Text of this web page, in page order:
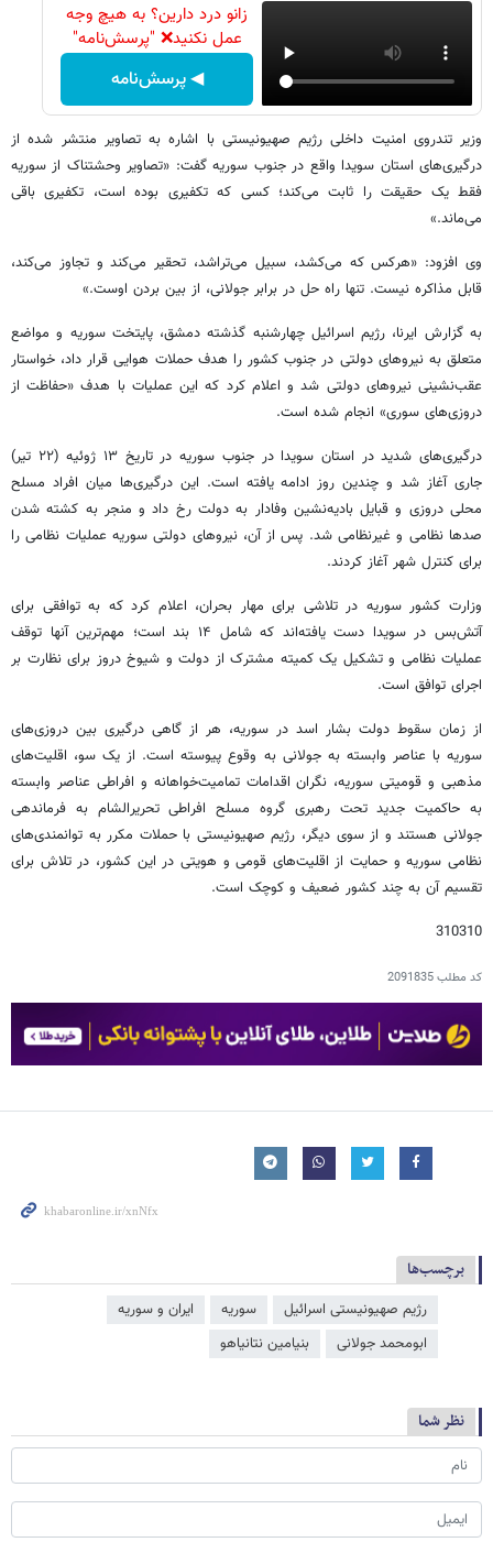
زانو درد دارین؟ به هیچ وجه
عمل نکنید❌ "پرسش‌نامه"
◀ پرسش‌نامه
وزیر تندروی امنیت داخلی رژیم صهیونیستی با اشاره به تصاویر منتشر شده از
درگیری‌های استان سویدا واقع در جنوب سوریه گفت: «تصاویر وحشتناک از سوریه
فقط یک حقیقت را ثابت می‌کند؛ کسی که تکفیری بوده است، تکفیری باقی
می‌ماند.»
وی افزود: «هرکس که می‌کشد، سبیل می‌تراشد، تحقیر می‌کند و تجاوز می‌کند،
قابل مذاکره نیست. تنها راه‌ حل در برابر جولانی، از بین بردن اوست.»
به گزارش ایرنا، رژیم اسرائیل چهارشنبه گذشته دمشق، پایتخت سوریه و مواضع
متعلق به نیروهای دولتی در جنوب کشور را هدف حملات هوایی‌ قرار داد، خواستار
عقب‌نشینی نیروهای دولتی شد و اعلام کرد که این عملیات با هدف «حفاظت از
دروزی‌های سوری» انجام شده است.
درگیری‌های شدید در استان سویدا در جنوب سوریه در تاریخ ۱۳ ژوئیه (۲۲ تیر)
جاری آغاز شد و چندین روز ادامه یافته است. این درگیری‌ها میان افراد مسلح
محلی دروزی و قبایل بادیه‌نشین وفادار به دولت رخ داد و منجر به کشته شدن
صدها نظامی و غیرنظامی شد. پس از آن، نیروهای دولتی سوریه عملیات نظامی‌ را
برای کنترل شهر آغاز کردند.
وزارت کشور سوریه در تلاشی برای مهار بحران، اعلام کرد که به توافقی برای
آتش‌بس در سویدا دست یافته‌اند که شامل ۱۴ بند است؛ مهم‌ترین آنها توقف
عملیات نظامی و تشکیل یک کمیته مشترک از دولت و شیوخ دروز برای نظارت بر
اجرای توافق است.
از زمان سقوط دولت بشار اسد در سوریه، هر از گاهی درگیری‌ بین دروزی‌های
سوریه با عناصر وابسته به جولانی به وقوع پیوسته است. از یک سو، اقلیت‌های
مذهبی و قومیتی سوریه، نگران اقدامات تمامیت‌خواهانه و افراطی عناصر وابسته
به حاکمیت جدید تحت رهبری گروه مسلح افراطی تحریرالشام به فرماندهی
جولانی هستند و از سوی دیگر، رژیم صهیونیستی با حملات مکرر به توانمندی‌های
نظامی سوریه و حمایت از اقلیت‌های قومی و هویتی در این کشور، در تلاش برای
تقسیم آن به چند کشور ضعیف و کوچک است.
310310
کد مطلب2091835
برچسب‌ها
رژیم صهیونیستی اسرائیل سوریه
ایران و سوریه
ابومحمد جولانی
بنیامین نتانیاهو
نظر شما